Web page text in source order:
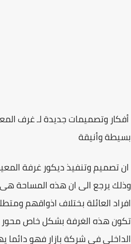
وتصميمات جديدة لـ غرف
وأنيقة
تصميم وتنفيذ ديكور غرفة
يرجع الى ان هذه المساحة هى
العائلة بختلاف اذواقهم
هذه الغرفة بشكل خاص محور
فى شركة بازار فهو دائما